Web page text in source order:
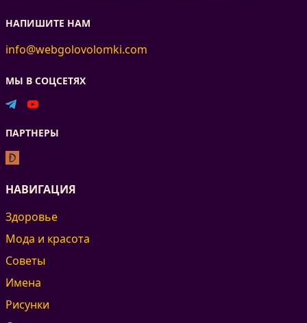
НАПИШИТЕ НАМ
info@webgolovolomki.com
МЫ В СОЦСЕТЯХ
ПАРТНЕРЫ
НАВИГАЦИЯ
Здоровье
Мода и красота
Советы
Имена
Рисунки